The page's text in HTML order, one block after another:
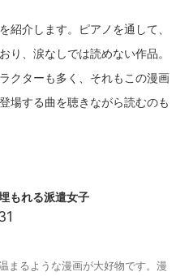
紹介します。ピアノを通して、
り、涙なしでは読めない作品。
クターも多く、それもこの漫画
場する曲を聴きながら読むのも
もれる派遣女子
まるような漫画が大好物です。漫